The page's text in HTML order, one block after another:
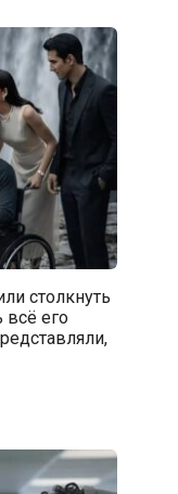
столкнуть
всё его